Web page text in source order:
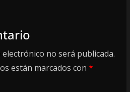
no será publicada.
están marcados con *